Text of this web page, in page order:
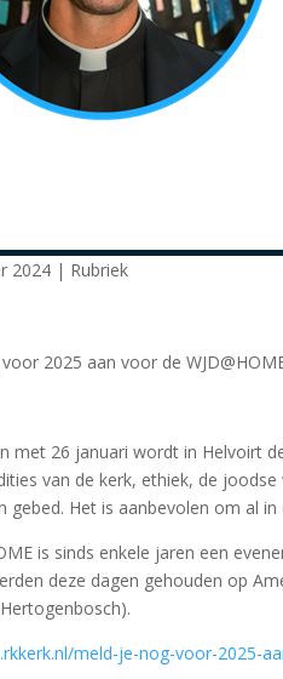
2024 | Rubriek
2025 aan voor de
met 26 januari wordt in Helvoirt
van de kerk, ethiek, de
gebed. Het is aanbevolen om al
is sinds enkele jaren een
deze dagen gehouden op
meld-je-nog-voor-2025-